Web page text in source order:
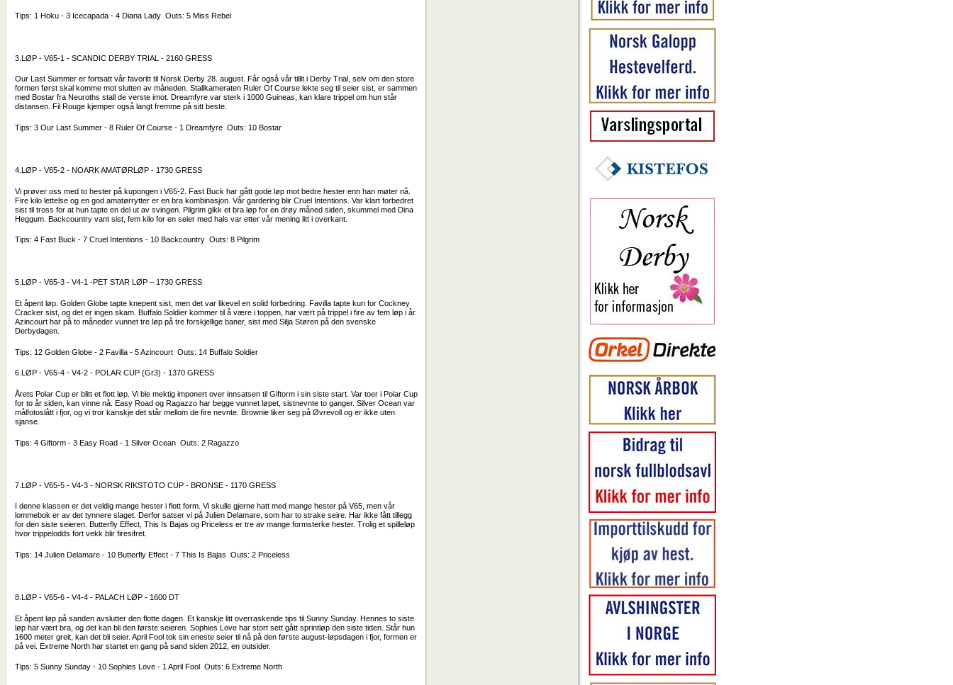
Tips: 1 Hoku - 3 Icecapada - 4 Diana Lady Outs: 5 Miss Rebel
3.LØP - V65-1 - SCANDIC DERBY TRIAL - 2160 GRESS
Our Last Summer er fortsatt vår favoritt til Norsk Derby 28. august. Får også vår tillit i Derby Trial, selv om den store
formen først skal komme mot slutten av måneden. Stallkameraten Ruler Of Course lekte seg til seier sist, er sammen
med Bostar fra Neuroths stall de verste imot. Dreamfyre var sterk i 1000 Guineas, kan klare trippel om hun står
distansen. Fil Rouge kjemper også langt fremme på sitt beste.
Tips: 3 Our Last Summer - 8 Ruler Of Course - 1 Dreamfyre Outs: 10 Bostar
4.LØP - V65-2 - NOARK AMATØRLØP - 1730 GRESS
Vi prøver oss med to hester på kupongen i V65-2. Fast Buck har gått gode løp mot bedre hester enn han møter nå.
Fire kilo lettelse og en god amatørrytter er en bra kombinasjon. Vår gardering blir Cruel Intentions. Var klart forbedret
sist til tross for at hun tapte en del ut av svingen. Pilgrim gikk et bra løp for en drøy måned siden, skummel med Dina
Heggum. Backcountry vant sist, fem kilo for en seier med hals var etter vår mening litt i overkant.
Tips: 4 Fast Buck - 7 Cruel Intentions - 10 Backcountry Outs: 8 Pilgrim
5.LØP - V65-3 - V4-1 -PET STAR LØP – 1730 GRESS
Et åpent løp. Golden Globe tapte knepent sist, men det var likevel en solid forbedring. Favilla tapte kun for Cockney
Cracker sist, og det er ingen skam. Buffalo Soldier kommer til å være i toppen, har vært på trippel i fire av fem løp i år.
Azincourt har på to måneder vunnet tre løp på tre forskjellige baner, sist med Silja Støren på den svenske
Derbydagen.
Tips: 12 Golden Globe - 2 Favilla - 5 Azincourt Outs: 14 Buffalo Soldier
6.LØP - V65-4 - V4-2 - POLAR CUP (Gr3) - 1370 GRESS
Årets Polar Cup er blitt et flott løp. Vi ble mektig imponert over innsatsen til Giftorm i sin siste start. Var toer i Polar Cup
for to år siden, kan vinne nå. Easy Road og Ragazzo har begge vunnet løpet, sistnevnte to ganger. Silver Ocean var
målfotoslått i fjor, og vi tror kanskje det står mellom de fire nevnte. Brownie liker seg på Øvrevoll og er ikke uten
sjanse.
Tips: 4 Giftorm - 3 Easy Road - 1 Silver Ocean Outs: 2 Ragazzo
7.LØP - V65-5 - V4-3 - NORSK RIKSTOTO CUP - BRONSE - 1170 GRESS
I denne klassen er det veldig mange hester i flott form. Vi skulle gjerne hatt med mange hester på V65, men vår
lommebok er av det tynnere slaget. Derfor satser vi på Julien Delamare, som har to strake seire. Har ikke fått tillegg
for den siste seieren. Butterfly Effect, This Is Bajas og Priceless er tre av mange formsterke hester. Trolig et spilleløp
hvor trippelodds fort vekk blir firesifret.
Tips: 14 Julien Delamare - 10 Butterfly Effect - 7 This Is Bajas Outs: 2 Priceless
8.LØP - V65-6 - V4-4 - PALACH LØP - 1600 DT
Et åpent løp på sanden avslutter den flotte dagen. Et kanskje litt overraskende tips til Sunny Sunday. Hennes to siste
løp har vært bra, og det kan bli den første seieren. Sophies Love har stort sett gått sprintløp den siste tiden. Står hun
1600 meter greit, kan det bli seier. April Fool tok sin eneste seier til nå på den første august-løpsdagen i fjor, formen er
på vei. Extreme North har startet en gang på sand siden 2012, en outsider.
Tips: 5 Sunny Sunday - 10 Sophies Love - 1 April Fool Outs: 6 Extreme North